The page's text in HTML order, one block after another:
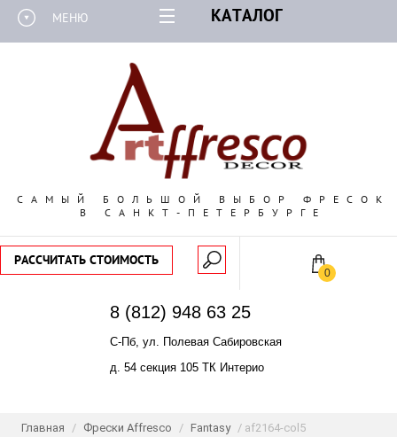
КАТАЛОГ
МЕНЮ
САМЫЙ БОЛЬШОЙ ВЫБОР ФРЕСОК
В САНКТ-ПЕТЕРБУРГЕ
РАССЧИТАТЬ СТОИМОСТЬ
0
8 (812) 948 63 25
С-Пб, ул. Полевая Сабировская
д. 54 секция 105 ТК Интерио
Главная / Фрески Affresco / Fantasy / af2164-col5